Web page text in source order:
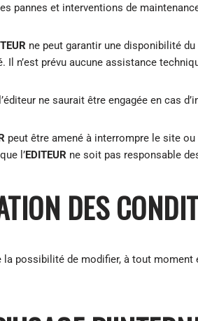
pannes et interventions de
ne peut garantir une disponibilité
Il n’est prévu aucune assistance
ne saurait être engagée en cas
peut être amené à interrompre le site
l’EDITEUR ne soit pas responsable
DES
la possibilité de modifier, à tout